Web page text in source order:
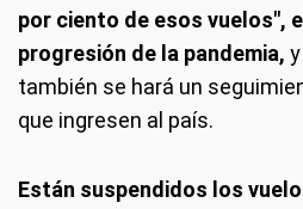
por ciento de esos vuelos",
progresión de la pandemia,
también se hará un
que ingresen al país.
Están suspendidos los